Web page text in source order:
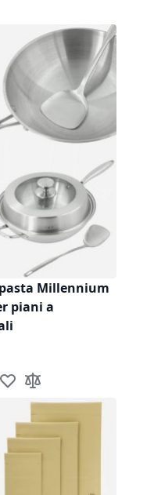
Millennium
piani a
Aggiungi alla lista desideri
Aggiungi al confronto